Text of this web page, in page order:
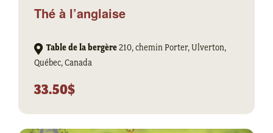
Thé à l’anglaise
Table de la bergère210, chemin Porter, Ulverton,
Québec, Canada
33.50$